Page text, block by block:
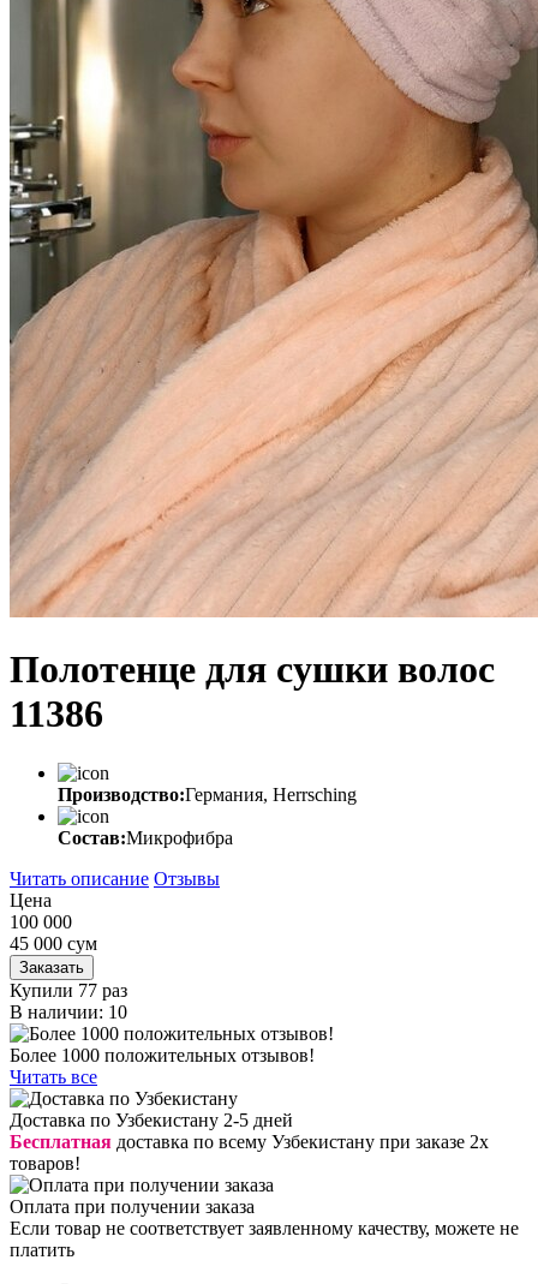
Полотенце для сушки волос
11386
Производство:Германия, Herrsching
Состав:Микрофибра
Читать описание Отзывы
Цена
100 000
45 000 сум
Заказать
Купили 77 раз
В наличии: 10
Более 1000 положительных отзывов!
Читать все
Доставка по Узбекистану 2-5 дней
Бесплатная доставка по всему Узбекистану при заказе 2х
товаров!
Оплата при получении заказа
Если товар не соответствует заявленному качеству, можете не
платить